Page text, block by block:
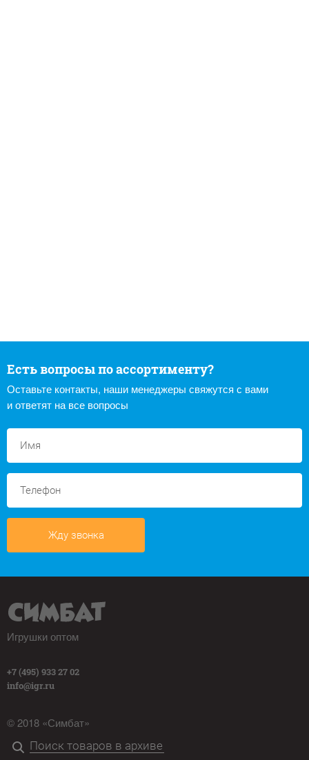
Есть вопросы по ассортименту?
Оставьте контакты, наши менеджеры свяжутся с вами
и ответят на все вопросы
Жду звонка
Игрушки оптом
+7 (495) 933 27 02
info@igr.ru
© 2018 «Симбат»